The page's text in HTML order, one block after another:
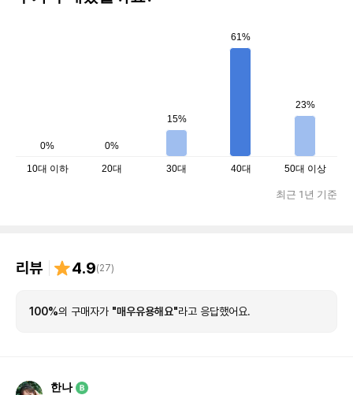
0% 0%
15%
61%
23%
10대 이하 20대 30대 40대 50대 이상
최근 1년 기준
리뷰 4.9(27)
100%의 구매자가 "매우유용해요"라고 응답했어요.
한나 B